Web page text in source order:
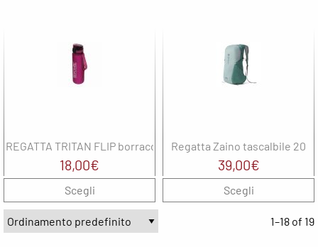
REGATTA TRITAN FLIP borraccia
18,00€
Scegli
Regatta Zaino tascalbile 20
39,00€
Scegli
1–18 of 19